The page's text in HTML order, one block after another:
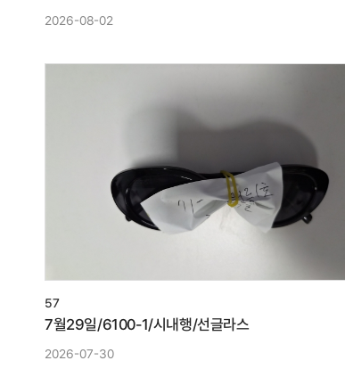
2026-08-02
57
7월29일/6100-1/시내행/선글라스
2026-07-30